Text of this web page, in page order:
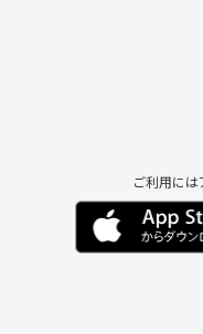
ご利用に